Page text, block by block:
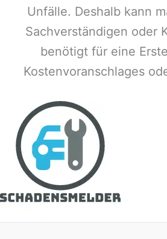
Unfälle. Deshalb kann
Sachverständigen oder
benötigt für eine
Kostenvoranschlages